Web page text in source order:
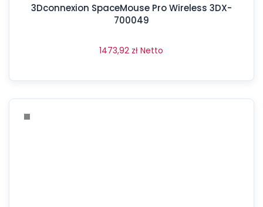
3Dconnexion SpaceMouse Pro Wireless 3DX-
700049
1473,92 zł Netto